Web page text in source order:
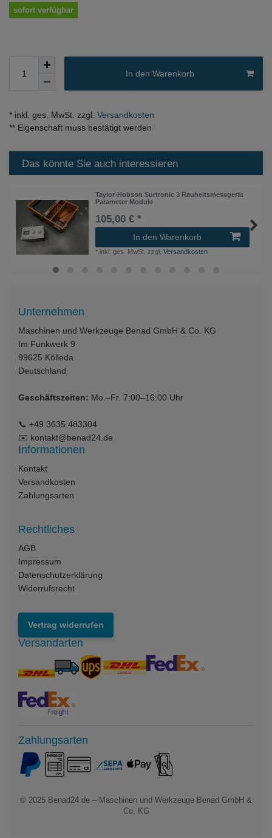
sofort verfügbar
In den Warenkorb
* inkl. ges. MwSt. zzgl. Versandkosten
** Eigenschaft muss bestätigt werden
Das könnte Sie auch interessieren
Taylor-Hobson Surtronic 3 Rauheitsmessgerät
Parameter Module
105,00 € *
In den Warenkorb
* inkl. ges. MwSt. zzgl.Versandkosten
Unternehmen
Maschinen und Werkzeuge Benad GmbH & Co. KG
Im Funkwerk 9
99625 Kölleda
Deutschland
Geschäftszeiten: Mo.–Fr. 7:00–16:00 Uhr
📞 +49 3635 483304
✉️ kontakt@benad24.de
Informationen
Kontakt
Versandkosten
Zahlungsarten
Rechtliches
AGB
Impressum
Datenschutzerklärung
Widerrufsrecht
Vertrag widerrufen
Versandarten
Zahlungsarten
© 2025 Benad24.de – Maschinen und Werkzeuge Benad GmbH &
Co. KG